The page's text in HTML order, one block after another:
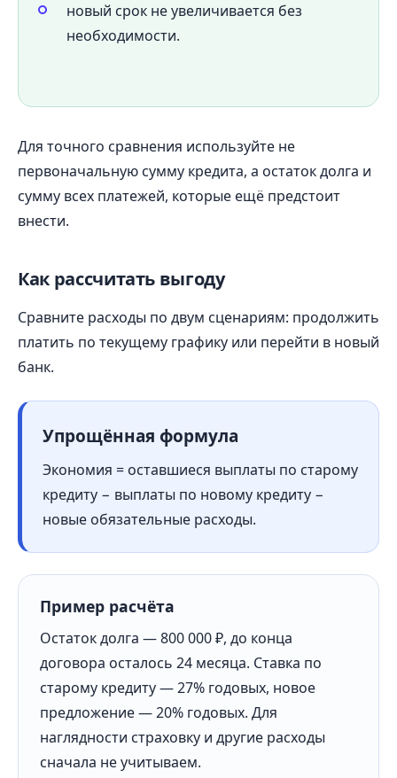
новый срок не увеличивается без
необходимости.
Для точного сравнения используйте не
первоначальную сумму кредита, а остаток долга и
сумму всех платежей, которые ещё предстоит
внести.
Как рассчитать выгоду
Сравните расходы по двум сценариям: продолжить
платить по текущему графику или перейти в новый
банк.
Упрощённая формула
Экономия = оставшиеся выплаты по старому
кредиту − выплаты по новому кредиту −
новые обязательные расходы.
Пример расчёта
Остаток долга — 800 000 ₽, до конца
договора осталось 24 месяца. Ставка по
старому кредиту — 27% годовых, новое
предложение — 20% годовых. Для
наглядности страховку и другие расходы
сначала не учитываем.